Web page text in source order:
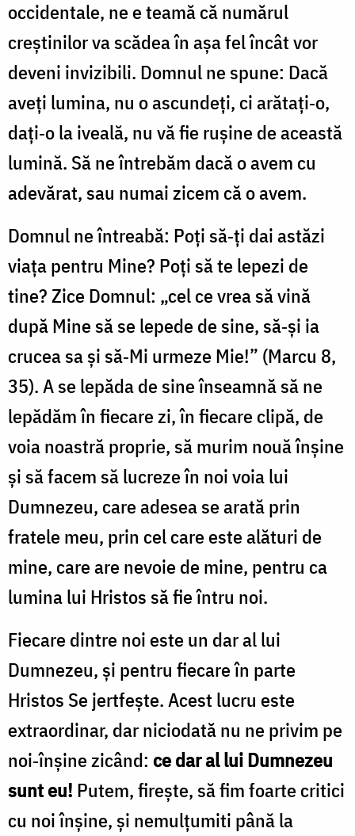
occidentale, ne e teamă că numărul
creştinilor va scădea în aşa fel încât vor
deveni invizibili. Domnul ne spune: Dacă
aveţi lumina, nu o ascundeţi, ci arătaţi‑o,
daţi‑o la iveală, nu vă fie ruşine de această
lumină. Să ne întrebăm dacă o avem cu
adevărat, sau numai zicem că o avem.
Domnul ne întreabă: Poţi să‑ţi dai astăzi
viaţa pentru Mine? Poţi să te lepezi de
tine? Zice Domnul: „cel ce vrea să vină
după Mine să se lepede de sine, să‑și ia
crucea sa și să‑Mi urmeze Mie!” (Marcu 8,
35). A se lepăda de sine înseamnă să ne
lepădăm în fiecare zi, în fiecare clipă, de
voia noastră proprie, să murim nouă înşine
şi să facem să lucreze în noi voia lui
Dumnezeu, care adesea se arată prin
fratele meu, prin cel care este alături de
mine, care are nevoie de mine, pentru ca
lumina lui Hristos să fie întru noi.
Fiecare dintre noi este un dar al lui
Dumnezeu, și pentru fiecare în parte
Hristos Se jertfește. Acest lucru este
extraordinar, dar niciodată nu ne privim pe
noi‑înșine zicând: ce dar al lui Dumnezeu
sunt eu! Putem, fireşte, să fim foarte critici
cu noi înșine, și nemulțumiti până la